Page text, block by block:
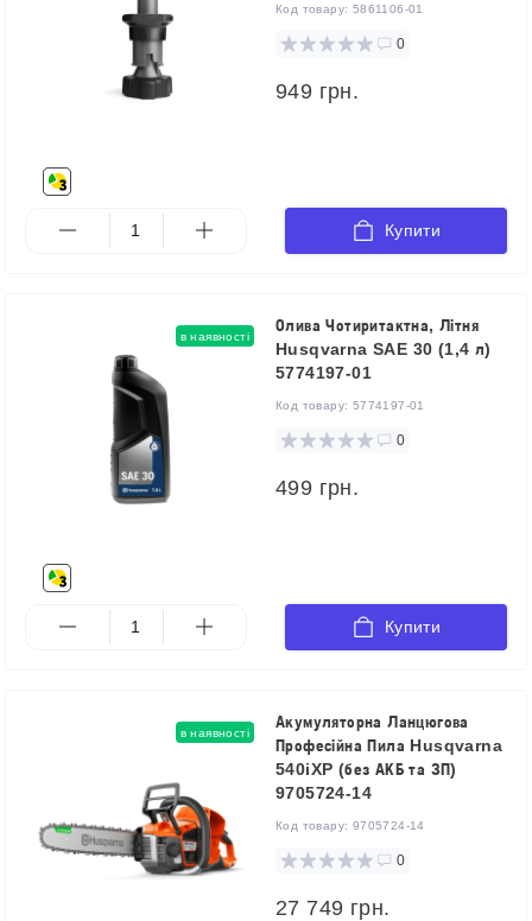
Код товару: 5861106-01
0
949 грн.
Купити
в наявності
Олива Чотиритактна, Літня
Husqvarna SAE 30 (1,4 л)
5774197-01
Код товару: 5774197-01
0
499 грн.
Купити
в наявності
Акумуляторна Ланцюгова
Професійна Пила Husqvarna
540iXP (без АКБ та ЗП)
9705724-14
Код товару: 9705724-14
0
27 749 грн.